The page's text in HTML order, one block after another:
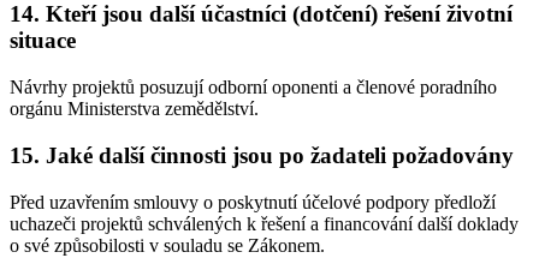
14. Kteří jsou další účastníci (dotčení) řešení životní
situace
Návrhy projektů posuzují odborní oponenti a členové poradního
orgánu Ministerstva zemědělství.
15. Jaké další činnosti jsou po žadateli požadovány
Před uzavřením smlouvy o poskytnutí účelové podpory předloží
uchazeči projektů schválených k řešení a financování další doklady
o své způsobilosti v souladu se Zákonem.